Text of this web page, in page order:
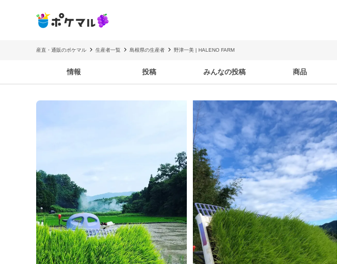
産直・通販のポケマル 生産者一覧 島根県の生産者 野津一美 | HALENO FARM
情報 投稿 みんなの投稿 商品